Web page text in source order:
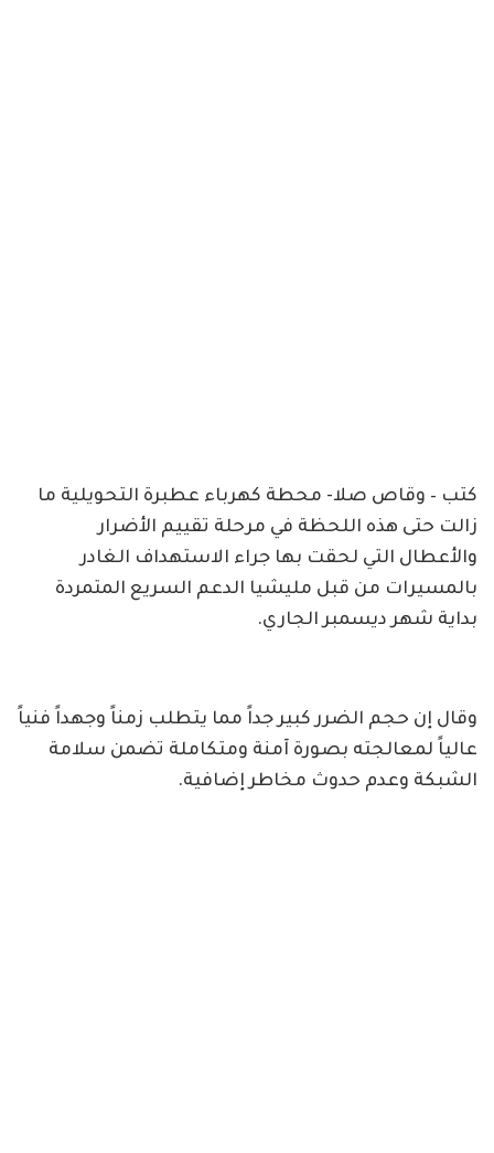
كتب – وقاص صلا- محطة كهرباء عطبرة التحويلية ما
زالت حتى هذه اللحظة في مرحلة تقييم الأضرار
والأعطال التي لحقت بها جراء الاستهداف الغادر
بالمسيرات من قبل مليشيا الدعم السريع المتمردة
بداية شهر ديسمبر الجاري.
وقال إن حجم الضرر كبير جداً مما يتطلب زمناً وجهداً فنياً
عالياً لمعالجته بصورة آمنة ومتكاملة تضمن سلامة
الشبكة وعدم حدوث مخاطر إضافية.